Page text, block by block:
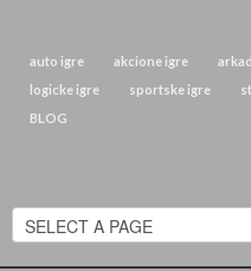
auto igre akcione igre
logicke igre
sportske igre
BLOG